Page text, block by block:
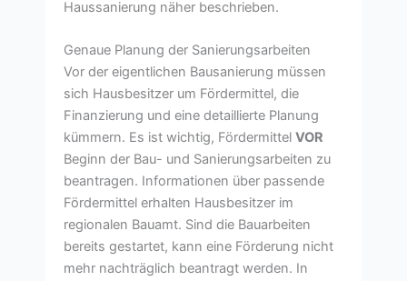
Haussanierung näher beschrieben.
Genaue Planung der Sanierungsarbeiten
Vor der eigentlichen Bausanierung müssen
sich Hausbesitzer um Fördermittel, die
Finanzierung und eine detaillierte Planung
kümmern. Es ist wichtig, Fördermittel VOR
Beginn der Bau- und Sanierungsarbeiten zu
beantragen. Informationen über passende
Fördermittel erhalten Hausbesitzer im
regionalen Bauamt. Sind die Bauarbeiten
bereits gestartet, kann eine Förderung nicht
mehr nachträglich beantragt werden. In